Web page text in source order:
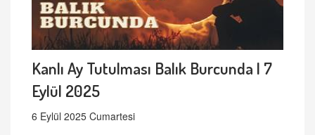
Kanlı Ay Tutulması Balık Burcunda | 7
Eylül 2025
6 Eylül 2025 Cumartesi